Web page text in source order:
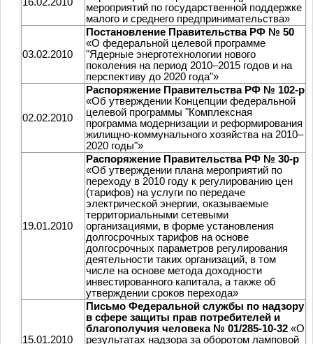
мероприятий по государственной поддержке
малого и среднего предпринимательства»
03.02.2010
Постановление Правительства РФ № 50
«О федеральной целевой программе
"Ядерные энерготехнологии нового
поколения на период 2010–2015 годов и на
перспективу до 2020 года"»
02.02.2010
Распоряжение Правительства РФ № 102-р
«Об утверждении Концепции федеральной
целевой программы "Комплексная
программа модернизации и реформирования
жилищно-коммунального хозяйства на 2010–
2020 годы"»
19.01.2010
Распоряжение Правительства РФ № 30-р
«Об утверждении плана мероприятий по
переходу в 2010 году к регулированию цен
(тарифов) на услуги по передаче
электрической энергии, оказываемые
территориальными сетевыми
организациями, в форме установления
долгосрочных тарифов на основе
долгосрочных параметров регулирования
деятельности таких организаций, в том
числе на основе метода доходности
инвестированного капитала, а также об
утверждении сроков перехода»
15.01.2010
Письмо Федеральной службы по надзору
в сфере защиты прав потребителей и
благополучия человека № 01/285-10-32 «О
результатах надзора за оборотом ламповой